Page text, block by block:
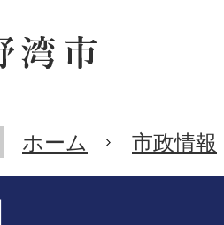
ホーム 市政情報